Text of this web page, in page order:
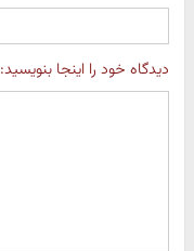
دیدگاه خود را اینجا بنویسید: